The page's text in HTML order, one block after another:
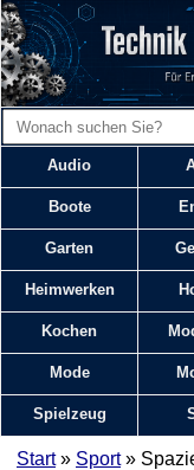
Audio
Boote
Garten
Heimwerken
Kochen
Mode
Spielzeug
Start» Sport»